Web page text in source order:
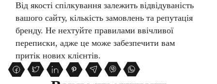
Від якості спілкування залежить відвідуваність
вашого сайту, кількість замовлень та репутація
бренду. Не нехтуйте правилами ввічливої
переписки, адже це може забезпечити вам
притік нових клієнтів.